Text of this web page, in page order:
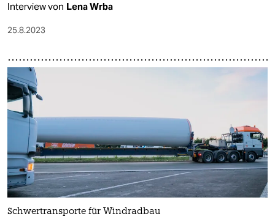
Interview von Lena Wrba
25.8.2023
Schwertransporte für Windradbau